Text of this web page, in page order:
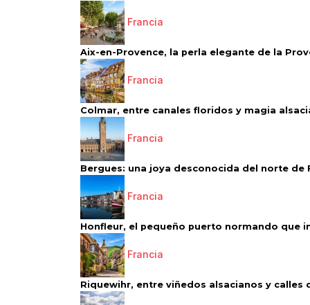
Francia
Aix-en-Provence, la perla elegante de la
Francia
Colmar, entre canales floridos y magia
Francia
Bergues: una joya desconocida del norte de
Francia
Honfleur, el pequeño puerto normando que
Francia
Riquewihr, entre viñedos alsacianos y calles